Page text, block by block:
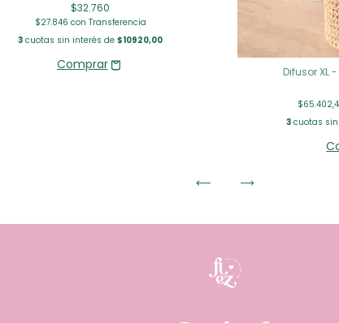
$32.760
$27.846 con Transferencia
3 cuotas sin interés de$10920,00
Difusor XL
3cuotas sin